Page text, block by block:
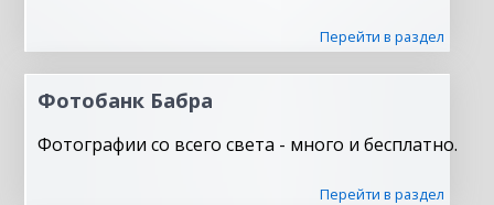
Перейти в раздел
Фотобанк Бабра
Фотографии со всего света - много и бесплатно.
Перейти в раздел